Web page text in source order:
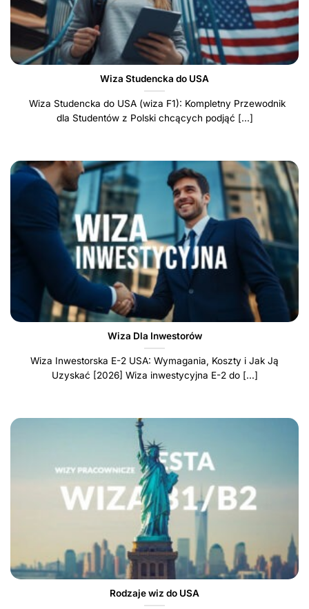
Wiza Studencka do USA
Wiza Studencka do USA (wiza F1): Kompletny Przewodnik
dla Studentów z Polski chcących podjąć [...]
Wiza Dla Inwestorów
Wiza Inwestorska E-2 USA: Wymagania, Koszty i Jak Ją
Uzyskać [2026] Wiza inwestycyjna E-2 do [...]
Rodzaje wiz do USA